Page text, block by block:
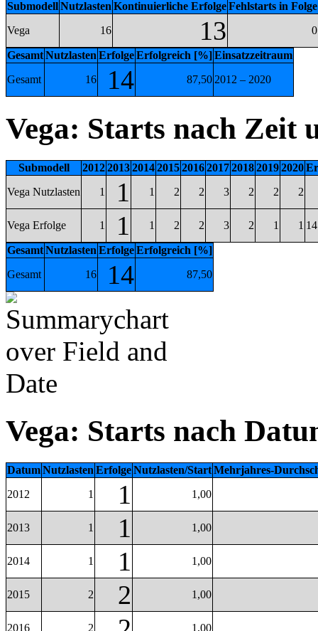
SubmodellNutzlasten Kontinuierliche ErfolgeFehlstarts in Folge
Vega
16 13 0
GesamtNutzlasten ErfolgeErfolgreich [%]Einsatzzeitraum
Gesamt
16 14 87,50 2012 – 2020
Vega: Starts nach Zeit
Submodell 201220132014201520162017201820192020
Vega Nutzlasten
1 1 1 2 2 3 2 2 2
Vega Erfolge 1 1 1 2 2 3 2 1 1
GesamtNutzlasten ErfolgeErfolgreich [%]
Gesamt
16 14 87,50
Vega: Starts nach
DatumNutzlasten ErfolgeNutzlasten/StartMehrjahres-
2012
1 1 1,00
2013 1 1 1,00
2014 1 1 1,00
2015 2 2 1,00
2016 2 1,00